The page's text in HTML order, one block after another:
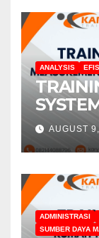
ANALYSIS
AUGUST
ADMINISTRASI
SUMBER DAYA